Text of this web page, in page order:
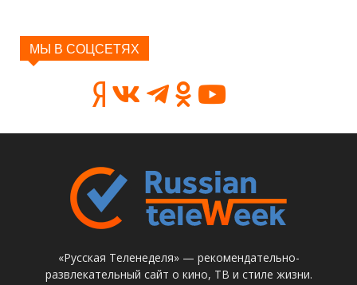
МЫ В СОЦСЕТЯХ
«Русская Теленеделя» — рекомендательно-
развлекательный сайт о кино, ТВ и стиле жизни.